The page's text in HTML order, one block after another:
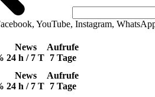
YouTube, Instagram,
News
24 h / 7 T
Aufrufe
7 Tage
News
24 h / 7 T
Aufrufe
7 Tage